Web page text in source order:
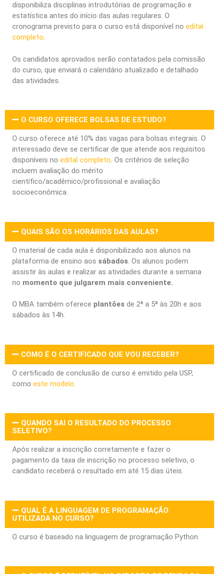
disponibiliza disciplinas introdutórias de programação e
estatística antes do início das aulas regulares. O
cronograma previsto para o curso está disponível no edital
completo.
Os candidatos aprovados serão contatados pela comissão
do curso, que enviará o calendário atualizado e detalhado
das atividades.
O CURSO OFERECE BOLSAS DE ESTUDO?
O curso oferece até 10% das vagas para bolsas integrais. O
interessado deve se certificar de que atende aos requisitos
disponíveis no edital completo. Os critérios de seleção
incluem avaliação do mérito
científico/acadêmico/profissional e avaliação
socioeconômica.
QUAIS SÃO OS HORÁRIOS DAS AULAS?
O material de cada aula é disponibilizado aos alunos na
plataforma de ensino aos sábados. Os alunos podem
assistir às aulas e realizar as atividades durante a semana
no momento que julgarem mais conveniente.
O MBA também oferece plantões de 2ª a 5ª às 20h e aos
sábados às 14h.
COMO É O CERTIFICADO QUE VOU RECEBER?
O certificado de conclusão de curso é emitido pela USP,
como este modelo.
QUANDO SAI O RESULTADO DO PROCESSO
SELETIVO?
Após realizar a inscrição corretamente e fazer o
pagamento da taxa de inscrição no processo seletivo, o
candidato receberá o resultado em até 15 dias úteis.
QUAL É A LINGUAGEM DE PROGRAMAÇÃO
UTILIZADA NO CURSO?
O curso é baseado na linguagem de programação Python.